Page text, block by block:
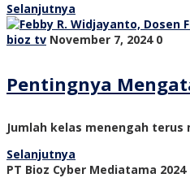
Selanjutnya
bioz tv November 7, 2024 0
Pentingnya
Jumlah kelas menengah
Selanjutnya
PT Bioz Cyber Mediatama 2024